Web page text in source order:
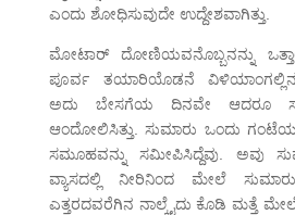
ಎಂದು ಶೋಧಿಸುವುದೇ ಉದ್ದೇಶವಾಗಿತ್ತು.
ಮೋಟಾರ್ ದೋಣಿಯವನೊಬ್ಬನನ್ನು
ಪೂರ್ವ ತಯಾರಿಯೊಡನೆ
ಅದು ಬೇಸಗೆಯ ದಿನವೇ ಆದರೂ
ಆಂದೋಲಿಸಿತ್ತು. ಸುಮಾರು ಒಂದು
ಸಮೂಹವನ್ನು ಸಮೀಪಿಸಿದ್ದೆವು. ಅವು
ವ್ಯಾಸದಲ್ಲಿ ನೀರಿನಿಂದ ಮೇಲೆ
ಎತ್ತರದವರೆಗಿನ ನಾಲ್ಕೈದು ಕೊಡಿ ಮತ್ತೆ ಮೇಲೆ